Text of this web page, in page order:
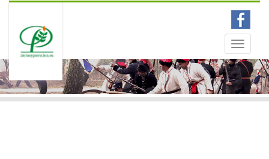
Toggle
Menu